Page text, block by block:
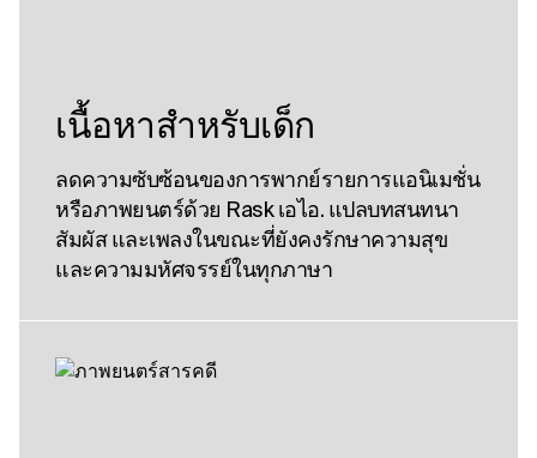
เนื้อหาสําหรับเด็ก
ลดความซับซ้อนของการพากย์รายการแอนิเมชั่น
หรือภาพยนตร์ด้วย Rask เอไอ. แปลบทสนทนา
สัมผัส และเพลงในขณะที่ยังคงรักษาความสุข
และความมหัศจรรย์ในทุกภาษา